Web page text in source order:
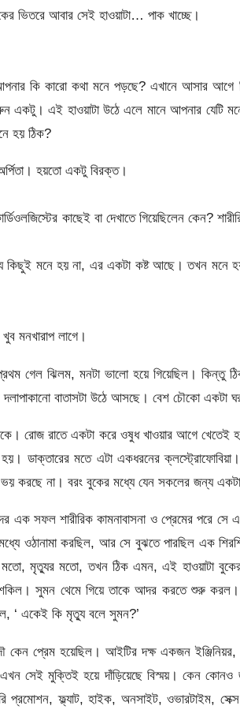
আবার সেই হাওয়াটা… পাক খাচ্ছে।
কি কারো কথা মনে পড়ছে? এখানে আসার আগে
একটু। এই হাওয়াটা উঠে এলে মানে আপনার যেটি
হয় ঠিক?
হয়তো একটু বিরক্ত।
কাছেই বা দেখাতে গিয়েছিলেন কেন?
মনে হয় না, এর একটা কষ্ট আছে। তখন মনে
মনখারাপ লাগে।
প্রথম গেল ঝিলম, মনটা ভালো হয়ে গিয়েছিল।
দলাপাকানো বাতাসটা উঠে আসছে। বেশ চৌকো একটা
রোজ রাতে একটা করে ওষুধ খাওয়ার আগে
ডাক্তারের মতে এটা একধরনের
করছে না। বরং বুকের মধ্যে যেন সকলের জন্য
সফল শারীরিক কামনাবাসনা ও প্রেমের পরে
ওঠানামা করছিল, আর সে বুঝতে পারছিল এক
মতো, মৃত্যুর মতো, তখন ঠিক এমন, এই হাওয়াটা
সুমন থেমে গিয়ে তাকে আদর করতে শুরু
‘ একেই কি মৃত্যু বলে সুমন?’
কেন প্রেম হয়েছিল। আইটির দক্ষ একজন
সেই মুক্তিই হয়ে দাঁড়িয়েছে বিস্ময়। কেন
ফ্ল্যাট, হাইক, অনসাইট, ওভারটাইম,